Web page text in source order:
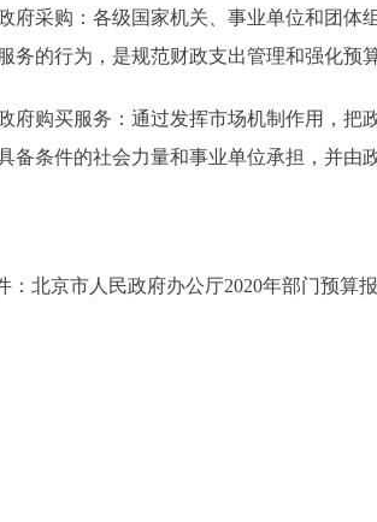
采购：各级国家机关、事业单位和团体组
务的行为，是规范财政支出管理和强化预
购买服务：通过发挥市场机制作用，把政
备条件的社会力量和事业单位承担，并由
：北京市人民政府办公厅2020年部门预算